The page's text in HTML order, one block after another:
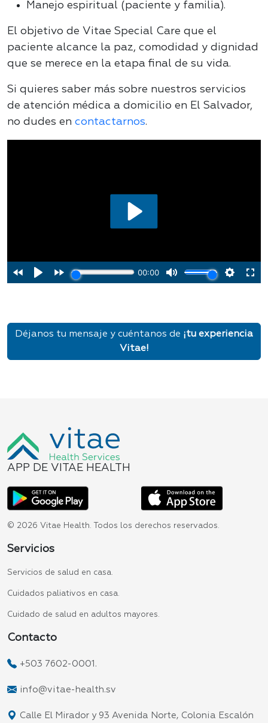
Manejo espiritual (paciente y familia).
El objetivo de Vitae Special Care que el
paciente alcance la paz, comodidad y dignidad
que se merece en la etapa final de su vida.
Si quieres saber más sobre nuestros servicios
de atención médica a domicilio en El Salvador,
no dudes en contactarnos.
Déjanos tu mensaje y cuéntanos de ¡tu experiencia
Vitae!
APP DE VITAE HEALTH
© 2026 Vitae Health. Todos los derechos reservados.
Servicios
Servicios de salud en casa.
Cuidados paliativos en casa.
Cuidado de salud en adultos mayores.
Contacto
+503 7602-0001.
info@vitae-health.sv
Calle El Mirador y 93 Avenida Norte, Colonia Escalón